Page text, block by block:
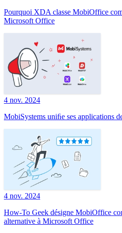
Pourquoi XDA classe MobiOffice
Microsoft Office
4 nov. 2024
MobiSystems uniﬁe ses applications
4 nov. 2024
How-To Geek désigne MobiOffice
alternative à Microsoft Office